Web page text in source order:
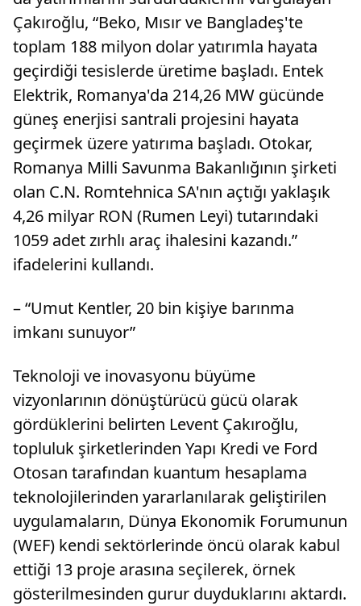
Çakıroğlu, “Beko, Mısır ve Bangladeş'te
toplam 188 milyon dolar yatırımla hayata
geçirdiği tesislerde üretime başladı. Entek
Elektrik, Romanya'da 214,26 MW gücünde
güneş enerjisi santrali projesini hayata
geçirmek üzere yatırıma başladı. Otokar,
Romanya Milli Savunma Bakanlığının şirketi
olan C.N. Romtehnica SA'nın açtığı yaklaşık
4,26 milyar RON (Rumen Leyi) tutarındaki
1059 adet zırhlı araç ihalesini kazandı.”
ifadelerini kullandı.
– “Umut Kentler, 20 bin kişiye barınma
imkanı sunuyor”
Teknoloji ve inovasyonu büyüme
vizyonlarının dönüştürücü gücü olarak
gördüklerini belirten Levent Çakıroğlu,
topluluk şirketlerinden Yapı Kredi ve Ford
Otosan tarafından kuantum hesaplama
teknolojilerinden yararlanılarak geliştirilen
uygulamaların, Dünya Ekonomik Forumunun
(WEF) kendi sektörlerinde öncü olarak kabul
ettiği 13 proje arasına seçilerek, örnek
gösterilmesinden gurur duyduklarını aktardı.